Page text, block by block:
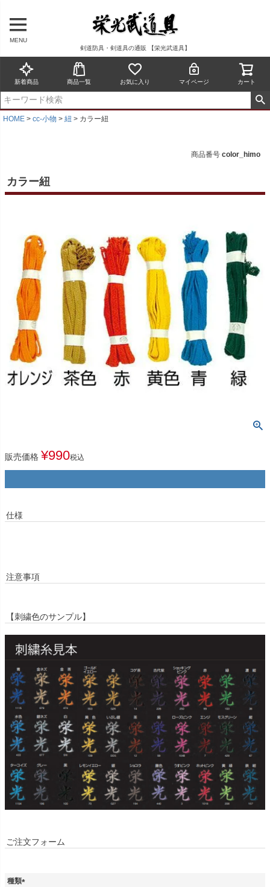
剣道防具・剣道具の通販 【栄光武道具】
MENU
新着商品 商品一覧 お気に入り マイページ カート
HOME cc-小物 紐 カラー紐
商品番号 color_himo
カラー紐
販売価格 ¥990税込
仕様
注意事項
【刺繍色のサンプル】
ご注文フォーム
種類